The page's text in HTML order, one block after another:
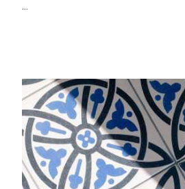
...